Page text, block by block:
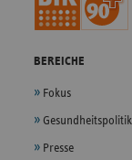
BEREICHE
Fokus
Gesundheitspolitik
Presse